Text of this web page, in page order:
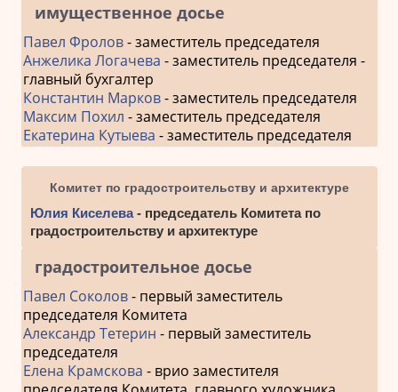
имущественное досье
Павел Фролов- заместитель председателя
Анжелика Логачева - заместитель председателя -
главный бухгалтер
Константин Марков- заместитель председателя
Максим Похил - заместитель председателя
Екатерина Кутыева - заместитель председателя
Комитет по градостроительству и архитектуре
Юлия Киселева- председатель Комитета по
градостроительству и архитектуре
градостроительное досье
Павел Соколов- первый заместитель
председателя Комитета
Александр Тетерин - первый заместитель
председателя
Елена Крамскова - врио заместителя